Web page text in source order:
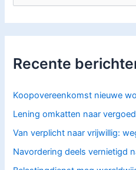
o
a
Recente
Koopovereenkomst nieuwe
Lening omkatten naar
Van verplicht naar vrijwillig:
Navordering deels vernietigd